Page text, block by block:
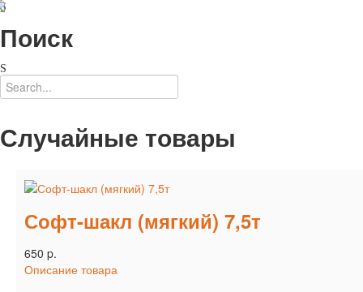
Поиск
Случайные товары
Софт-шакл (мягкий) 7,5т
650 p.
Описание товара